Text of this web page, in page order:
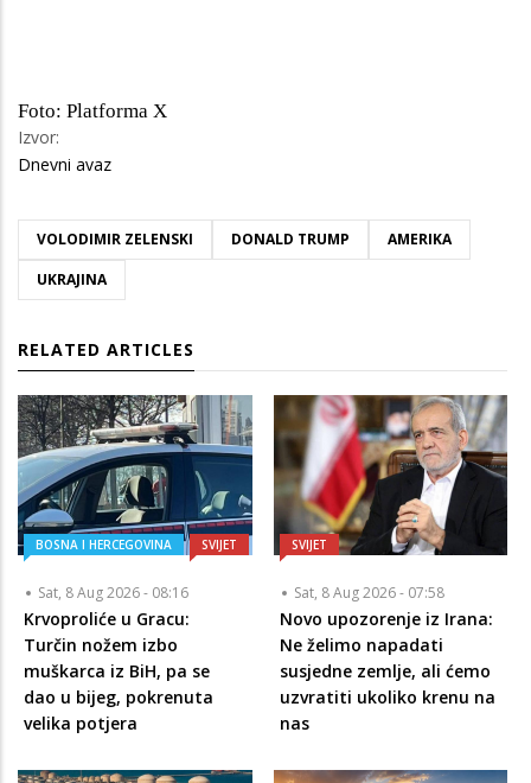
Foto: Platforma X
Izvor:
Dnevni avaz
VOLODIMIR ZELENSKI DONALD TRUMP
AMERIKA
UKRAJINA
RELATED ARTICLES
BOSNA I HERCEGOVINA SVIJET
Sat, 8 Aug 2026 - 08:16
Krvoproliće u Gracu:
Turčin nožem izbo
muškarca iz BiH, pa se
dao u bijeg, pokrenuta
velika potjera
SVIJET
Sat, 8 Aug 2026 - 07:58
Novo upozorenje iz Irana:
Ne želimo napadati
susjedne zemlje, ali ćemo
uzvratiti ukoliko krenu na
nas